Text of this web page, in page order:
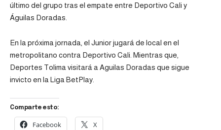
último del grupo tras el empate entre Deportivo Cali y
Águilas Doradas.
En la próxima jornada, el Junior jugará de local en el
metropolitano contra Deportivo Cali. Mientras que,
Deportes Tolima visitará a Aguilas Doradas que sigue
invicto en la Liga BetPlay
Comparte esto:
Facebook X